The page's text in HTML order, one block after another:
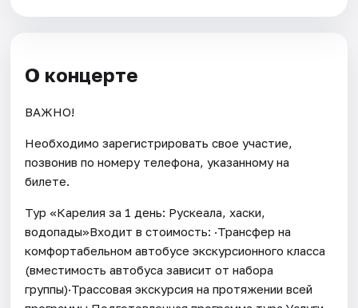
О концерте
ВАЖНО!
Необходимо зарегистрировать свое участие,
позвонив по номеру телефона, указанному на
билете.
Тур «Карелия за 1 день: Рускеала, хаски,
водопады»Входит в стоимость: ·Трансфер на
комфортабельном автобусе экскурсионного класса
(вместимость автобуса зависит от набора
группы)·Трассовая экскурсия на протяжении всей